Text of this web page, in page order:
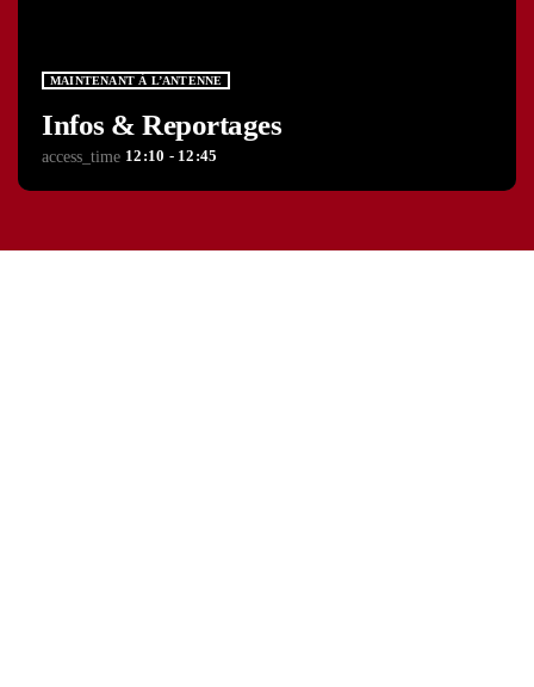
MAINTENANT À L’ANTENNE
Infos & Reportages
access_time 12:10 - 12:45